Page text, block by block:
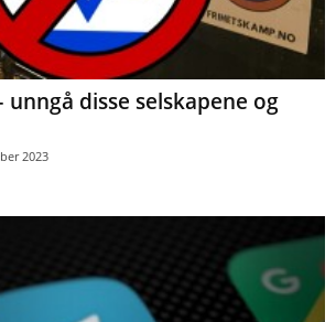
disse selskapene og
2023